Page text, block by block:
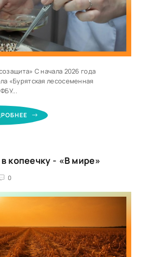
С начала 2026 года
«Бурятская лесосеменная
копеечку - «В мире»
0